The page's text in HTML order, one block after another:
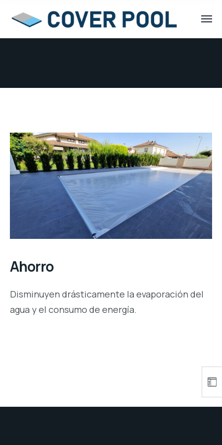
Ahorro
Disminuyen drásticamente la evaporación del
agua y el consumo de energía.